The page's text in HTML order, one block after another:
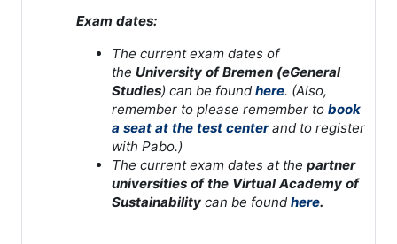
Exam dates:
The current exam dates of
the University of Bremen (eGeneral
Studies) can be found here. (Also,
remember to please remember to book
a seat at the test centerand to register
with Pabo.)
The current exam dates at the partner
universities of the Virtual Academy of
Sustainability can be found here.